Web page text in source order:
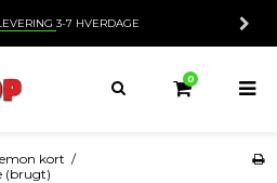
3-7 HVERDAGE
0
kort /
(brugt)